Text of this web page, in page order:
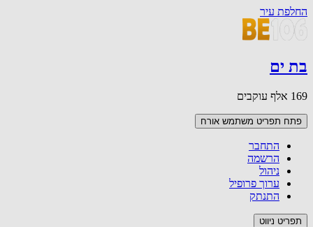
החלפת עיר
בת ים
169 אלף עוקבים
פתח תפריט משתמש אורח
התחבר
הרשמה
ניהול
ערוך פרופיל
התנתק
תפריט ניווט